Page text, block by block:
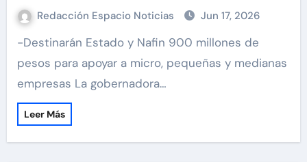
Redacción Espacio Noticias Jun 17, 2026
-Destinarán Estado y Nafin 900 millones de
pesos para apoyar a micro, pequeñas y medianas
empresas La gobernadora…
Leer Más